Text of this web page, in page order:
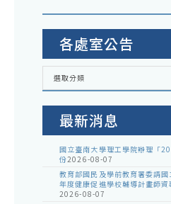
各處室公告
各
室
選取分類
最新消息
國立臺南大學理工學院辦理「
份2026-08-07
教育部國民及學前教育署委請
年度健康促進學校輔導計畫師
2026-08-07